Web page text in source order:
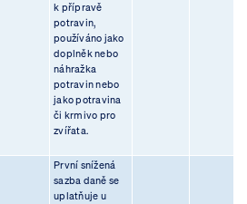
k přípravě
potravin,
používáno jako
doplněk nebo
náhražka
potravin nebo
jako potravina
či krmivo pro
zvířata.
První snížená
sazba daně se
uplatňuje u